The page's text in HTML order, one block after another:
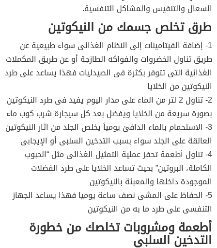
السعال والتنفيس والمشاكل التنفسية.
طرق تخلص جسمك من النيكوتين
1- إضافة الفيتامينات إلى النظام الغذائى سواء طبيعية عن
طريق تناول الخضروات والفواكه الطازجة أو عن طريق المكملات
الغذائية التى تتوفر بكثرة فى الصيدليات فهذا يساعد على طرد
النيكوتين من الخلايا
2- تناول 2 لتر من الماء على مدار اليوم يفيد فى طرد النيكوتين
بصورة سريعة من الخلايا ويفضل بعد كل سيجارة شرب كوب ماء
3- الاستحمام بالماء الدافئ يومياَ يخلص الجلد من اثار النيكوتين
العالقة على الجلد سواء بسبب التدخين السلبى أو الإيجابى
4- تناول أطعمة تحفز عملية التمثيل الغذائى مثل “الحبوب
الكاملة، البروتين” بحيث تساعد الخلايا على طرد الفضلات
الموجودة داخلها والمعبئة بالنيكوتين
5- الحفاظ على المشى نصف ساعة يوميا فهذا يساعد الجهاز
التنفسى على طرد ما به من النيكوتين
أطعمة ومشروبات تخلصك من خطورة
التدخين السلبي